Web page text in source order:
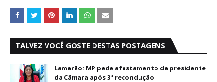
TALVEZ VOCÊ GOSTE DESTAS POSTAGENS
Lamarão: MP pede afastamento da presidente
da Câmara após 3ª recondução